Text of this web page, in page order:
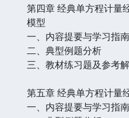
第四章 经典单方程计量
模型
一、内容提要与学习指南
二、典型例题分析
三、教材练习题及参考
第五章 经典单方程计量
一、内容提要与学习指南